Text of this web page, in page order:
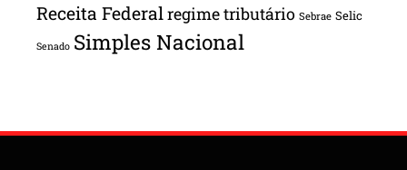
Receita Federalregime tributário Sebrae Selic
Senado Simples Nacional